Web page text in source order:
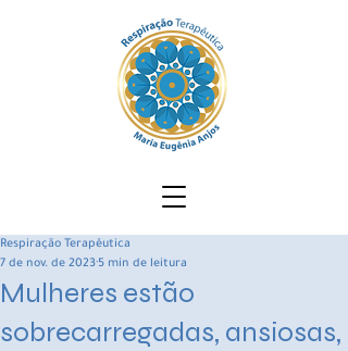
Mulheres estão
sobrecarregadas, ansiosas,
Respiração Terapêutica
7 de nov. de 2023 5 min de leitura